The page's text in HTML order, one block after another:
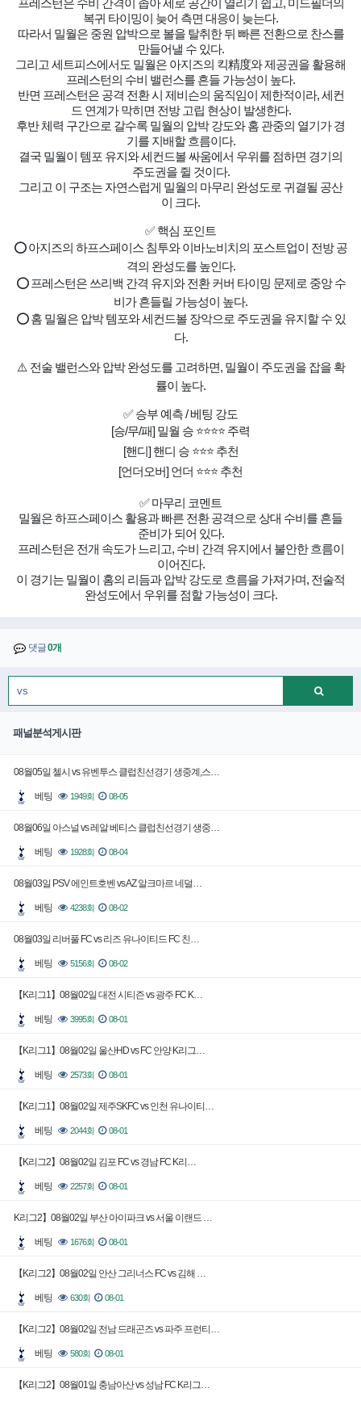
프레스턴은 수비 간격이 좁아 세로 공간이 열리기 쉽고, 미드필더의
복귀 타이밍이 늦어 측면 대응이 늦는다.
따라서 밀월은 중원 압박으로 볼을 탈취한 뒤 빠른 전환으로 찬스를
만들어낼 수 있다.
그리고 세트피스에서도 밀월은 아지즈의 킥精度와 제공권을 활용해
프레스턴의 수비 밸런스를 흔들 가능성이 높다.
반면 프레스턴은 공격 전환 시 제비슨의 움직임이 제한적이라, 세컨
드 연계가 막히면 전방 고립 현상이 발생한다.
후반 체력 구간으로 갈수록 밀월의 압박 강도와 홈 관중의 열기가 경
기를 지배할 흐름이다.
결국 밀월이 템포 유지와 세컨드볼 싸움에서 우위를 점하면 경기의
주도권을 쥘 것이다.
그리고 이 구조는 자연스럽게 밀월의 마무리 완성도로 귀결될 공산
이 크다.
✅ 핵심 포인트
⭕ 아지즈의 하프스페이스 침투와 이바노비치의 포스트업이 전방 공
격의 완성도를 높인다.
⭕ 프레스턴은 쓰리백 간격 유지와 전환 커버 타이밍 문제로 중앙 수
비가 흔들릴 가능성이 높다.
⭕ 홈 밀월은 압박 템포와 세컨드볼 장악으로 주도권을 유지할 수 있
다.
⚠️ 전술 밸런스와 압박 완성도를 고려하면, 밀월이 주도권을 잡을 확
률이 높다.
✅ 승부 예측 / 베팅 강도
[승/무/패] 밀월 승 ⭐⭐⭐⭐ 주력
[핸디] 핸디 승 ⭐⭐⭐ 추천
[언더오버] 언더 ⭐⭐⭐ 추천
✅ 마무리 코멘트
밀월은 하프스페이스 활용과 빠른 전환 공격으로 상대 수비를 흔들
준비가 되어 있다.
프레스턴은 전개 속도가 느리고, 수비 간격 유지에서 불안한 흐름이
이어진다.
이 경기는 밀월이 홈의 리듬과 압박 강도로 흐름을 가져가며, 전술적
완성도에서 우위를 점할 가능성이 크다.
댓글0개
패널분석게시판
08월05일 첼시 vs 유벤투스 클럽친선경기 생중계,스…
베팅 1949회 08-05
08월06일 아스널 vs 레알 베티스 클럽친선경기 생중…
베팅 1928회 08-04
08월03일 PSV 에인트호벤 vs AZ 알크마르 네덜…
베팅 4238회 08-02
08월03일 리버풀 FC vs 리즈 유나이티드 FC 친…
베팅 5156회 08-02
【K리그1】08월02일 대전 시티즌 vs 광주 FC K…
베팅 3995회 08-01
【K리그1】08월02일 울산HD vs FC 안양 K리그…
베팅 2573회 08-01
【K리그1】08월02일 제주SKFC vs 인천 유나이티…
베팅 2044회 08-01
【K리그2】08월02일 김포 FC vs 경남 FC K리…
베팅 2257회 08-01
K리그2】08월02일 부산 아이파크 vs 서울 이랜드 …
베팅 1676회 08-01
【K리그2】08월02일 안산 그리너스 FC vs 김해 …
베팅 630회 08-01
【K리그2】08월02일 전남 드래곤즈 vs 파주 프런티…
베팅 580회 08-01
【K리그2】08월01일 충남아산 vs 성남 FC K리그…